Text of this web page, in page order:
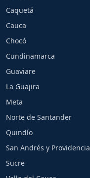
Caquetá
Cauca
Chocó
Cundinamarca
Guaviare
La Guajira
Meta
Norte de Santander
Quindío
San Andrés y Providencia
Sucre